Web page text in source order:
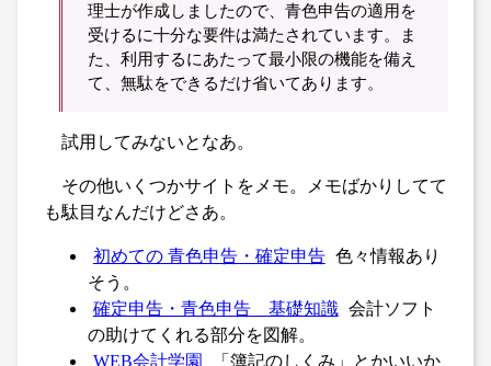
理士が作成しましたので、青色申告の適用を
受けるに十分な要件は満たされています。ま
た、利用するにあたって最小限の機能を備え
て、無駄をできるだけ省いてあります。
試用してみないとなあ。
その他いくつかサイトをメモ。メモばかりしてて
も駄目なんだけどさあ。
初めての 青色申告・確定申告 色々情報あり
そう。
確定申告・青色申告 基礎知識 会計ソフト
の助けてくれる部分を図解。
WEB会計学園
「簿記のしくみ」とかいいか